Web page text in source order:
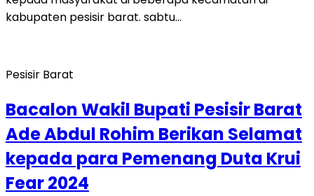
kabupaten pesisir barat. sabtu…
Pesisir Barat
Bacalon Wakil Bupati Pesisir Barat
Ade Abdul Rohim Berikan Selamat
kepada para Pemenang Duta Krui
Fear 2024